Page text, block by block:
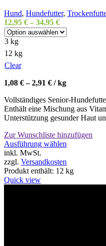
Hund, Hundefutter,
12,95 € – 34,95 €
3 kg
12 kg
Clear
1,08 €–2,91 € /kg
Vollständiges Senior-
Enthält eine Mischung aus
Unterstützung gesunder Haut
Zur Wunschliste hinzufügen
Ausführung wählen
mehrere
inkl. MwSt.
zzgl. Versandkosten
Produkt enthält: 12 kg
Quick view